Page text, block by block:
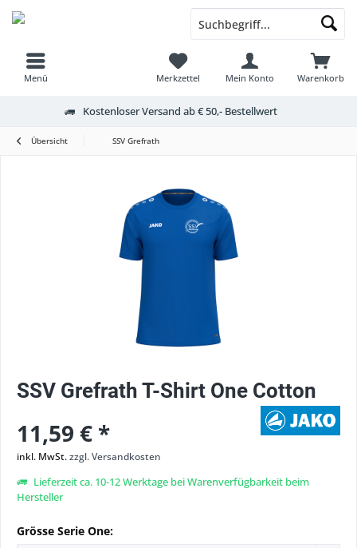
Menü Warenkorb
Merkzettel Mein Konto
Kostenloser Versand ab € 50,- Bestellwert
Übersicht SSV Grefrath
SSV Grefrath T-Shirt One Cotton
11,59 € *
inkl. MwSt.zzgl. Versandkosten
Lieferzeit ca. 10-12 Werktage bei Warenverfügbarkeit beim
Hersteller
Grösse Serie One: